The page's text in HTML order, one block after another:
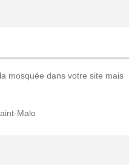
mosquée dans votre site mais
Malo